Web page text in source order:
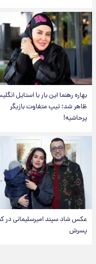
بهاره رهنما این بار با استایل
ظاهر شد؛ تیپ متفاوت بازیگر
پرحاشیه!
عکس شاد سپند امیرسلیمانی در
پسرش